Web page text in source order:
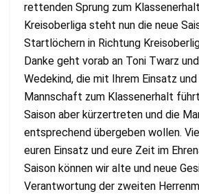
rettenden Sprung zum
Kreisoberliga steht nun die neue
Startlöchern in Richtung
Danke geht vorab an Toni Twarz
Wedekind, die mit Ihrem Einsatz
Mannschaft zum Klassenerhalt
Saison aber kürzertreten und die
entsprechend übergeben wollen.
euren Einsatz und eure Zeit im
Saison können wir alte und neue
Verantwortung der zweiten